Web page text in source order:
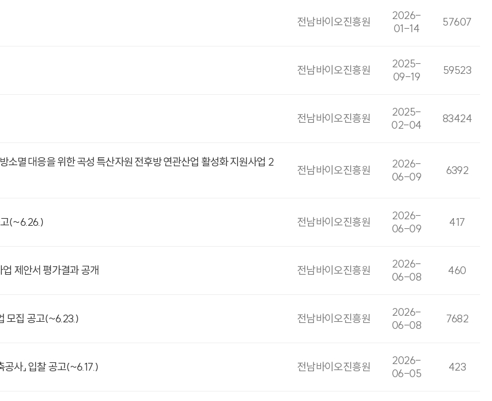
전남바이오진흥원
2026-
01-14
57607
전남바이오진흥원
2025-
09-19
59523
전남바이오진흥원
2025-
02-04
83424
소멸 대응을 위한 곡성 특산자원 전후방 연관산업 활성화 지원사업 2
전남바이오진흥원
2026-
06-09
6392
(~6.26.) 전남바이오진흥원
2026-
06-09
417
업 제안서 평가결과 공개 전남바이오진흥원
2026-
06-08
460
모집 공고(~6.23.) 전남바이오진흥원
2026-
06-08
7682
사」 입찰 공고(~6.17.) 전남바이오진흥원
2026-
06-05
423